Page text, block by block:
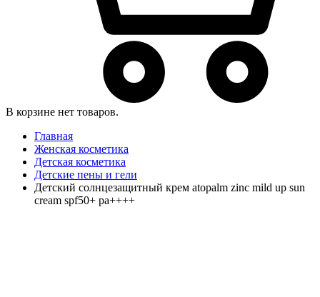
В корзине нет товаров.
Главная
Женская косметика
Детская косметика
Детские пены и гели
Детский солнцезащитный крем atopalm zinc mild up sun
cream spf50+ pa++++